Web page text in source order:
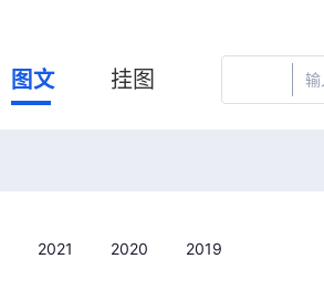
图文 挂图
2021 2020 2019